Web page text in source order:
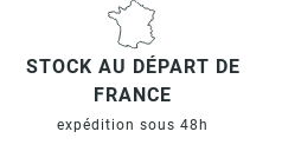
Nos familles
Supports & fixations
clips universels.
Mécanismes & chaînettes
:
ou bateaux.
STOCK AU DÉPART DE
FRANCE
expédition sous 48h